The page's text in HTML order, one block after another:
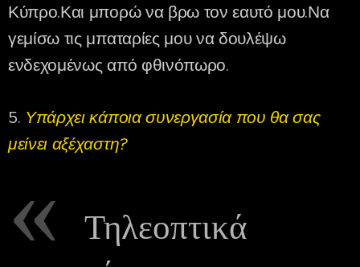
Κύπρο.Και μπορώ να βρω τον εαυτό μου.Να
γεμίσω τις μπαταρίες μου να δουλέψω
ενδεχομένως από φθινόπωρο.
5. Υπάρχει κάποια συνεργασία που θα σας
μείνει αξέχαστη?
Τηλεοπτικά